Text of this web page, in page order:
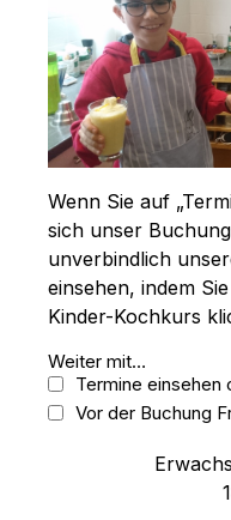
Wenn Sie auf
sich unser
unverbindlich
einsehen, indem
Kinder-Kochkurs
Weiter mit…
Termine einsehen
Vor der Buchung